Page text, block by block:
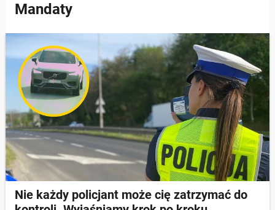
Mandaty
Nie każdy policjant może cię zatrzymać do